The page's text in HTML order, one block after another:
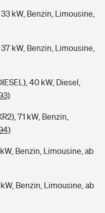
kW, Benzin, Limousine,
kW, Benzin, Limousine,
40 kW, Diesel,
71 kW, Benzin,
Benzin, Limousine, ab
Benzin, Limousine, ab